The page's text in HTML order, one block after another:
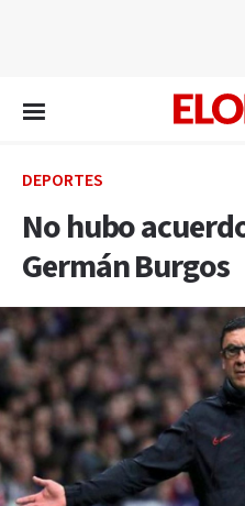
DEPORTES
No hubo
Germán Burgos